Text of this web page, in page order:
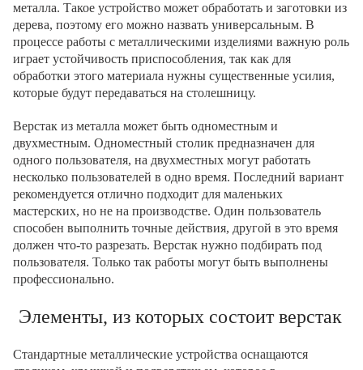
металла. Такое устройство может обработать и заготовки из
дерева, поэтому его можно назвать универсальным. В
процессе работы с металлическими изделиями важную роль
играет устойчивость приспособления, так как для
обработки этого материала нужны существенные усилия,
которые будут передаваться на столешницу.
Верстак из металла может быть одноместным и
двухместным. Одноместный столик предназначен для
одного пользователя, на двухместных могут работать
несколько пользователей в одно время. Последний вариант
рекомендуется отлично подходит для маленьких
мастерских, но не на производстве. Один пользователь
способен выполнить точные действия, другой в это время
должен что-то разрезать. Верстак нужно подбирать под
пользователя. Только так работы могут быть выполнены
профессионально.
Элементы, из которых состоит верстак
Стандартные металлические устройства оснащаются